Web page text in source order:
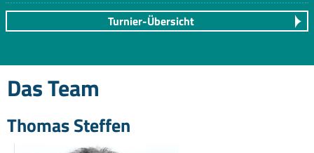
Turnier-Übersicht
Das Team
Thomas Steffen